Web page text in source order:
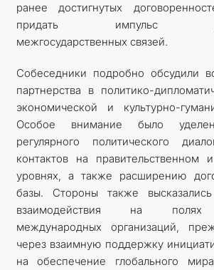
ранее достигнутых
придать импульс
межгосударственных связей.
Собеседники подробно обсудили
партнерства в политико-
экономической и культурно-
Особое внимание было
регулярного политического
контактов на правительственном
уровнях, а также расширению
базы. Стороны также
взаимодействия на полях
международных организаций,
через взаимную поддержку
на обеспечение глобального